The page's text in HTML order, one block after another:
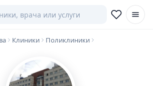
Клиники Поликлиники